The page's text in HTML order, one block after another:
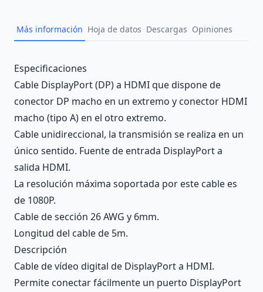
Más información Hoja de datos Descargas Opiniones
Description
Especificaciones
Cable DisplayPort (DP) a HDMI que dispone de
conector DP macho en un extremo y conector HDMI
macho (tipo A) en el otro extremo.
Cable unidireccional, la transmisión se realiza en un
único sentido. Fuente de entrada DisplayPort a
salida HDMI.
La resolución máxima soportada por este cable es
de 1080P.
Cable de sección 26 AWG y 6mm.
Longitud del cable de 5m.
Descripción
Cable de vídeo digital de DisplayPort a HDMI.
Permite conectar fácilmente un puerto DisplayPort